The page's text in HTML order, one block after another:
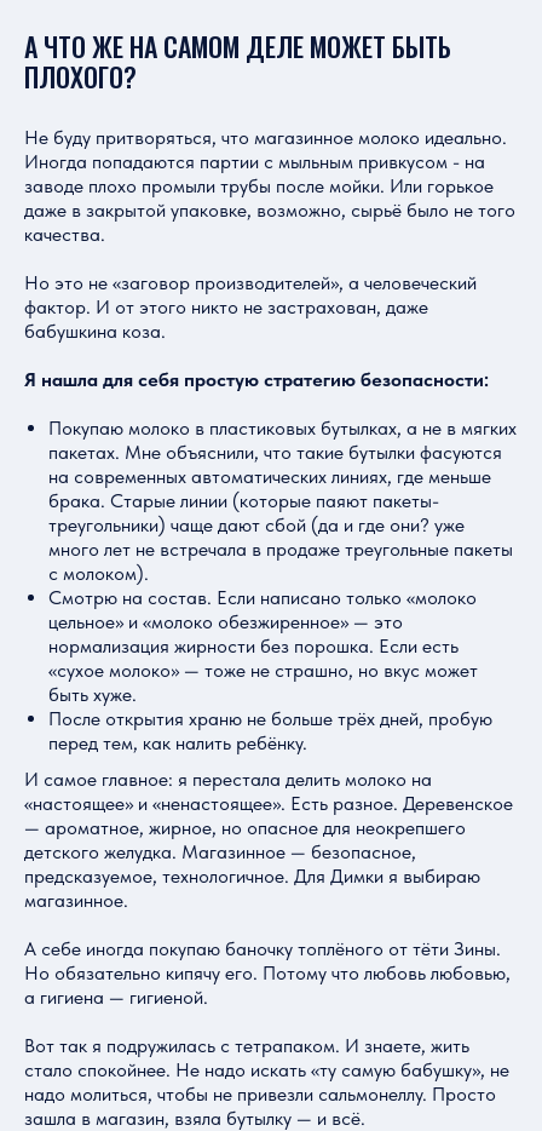
А ЧТО ЖЕ НА САМОМ ДЕЛЕ МОЖЕТ БЫТЬ
ПЛОХОГО?
Не буду притворяться, что магазинное молоко идеально.
Иногда попадаются партии с мыльным привкусом - на
заводе плохо промыли трубы после мойки. Или горькое
даже в закрытой упаковке, возможно, сырьё было не того
качества.
Но это не «заговор производителей», а человеческий
фактор. И от этого никто не застрахован, даже
бабушкина коза.
Я нашла для себя простую стратегию безопасности:
Покупаю молоко в пластиковых бутылках, а не в мягких
пакетах. Мне объяснили, что такие бутылки фасуются
на современных автоматических линиях, где меньше
брака. Старые линии (которые паяют пакеты-
треугольники) чаще дают сбой (да и где они? уже
много лет не встречала в продаже треугольные пакеты
с молоком).
Смотрю на состав. Если написано только «молоко
цельное» и «молоко обезжиренное» — это
нормализация жирности без порошка. Если есть
«сухое молоко» — тоже не страшно, но вкус может
быть хуже.
После открытия храню не больше трёх дней, пробую
перед тем, как налить ребёнку.
И самое главное: я перестала делить молоко на
«настоящее» и «ненастоящее». Есть разное. Деревенское
— ароматное, жирное, но опасное для неокрепшего
детского желудка. Магазинное — безопасное,
предсказуемое, технологичное. Для Димки я выбираю
магазинное.
А себе иногда покупаю баночку топлёного от тёти Зины.
Но обязательно кипячу его. Потому что любовь любовью,
а гигиена — гигиеной.
Вот так я подружилась с тетрапаком. И знаете, жить
стало спокойнее. Не надо искать «ту самую бабушку», не
надо молиться, чтобы не привезли сальмонеллу. Просто
зашла в магазин, взяла бутылку — и всё.